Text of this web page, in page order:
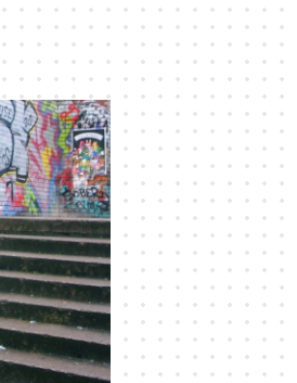
ルール
#主観
#企画術
#勉強
#地方